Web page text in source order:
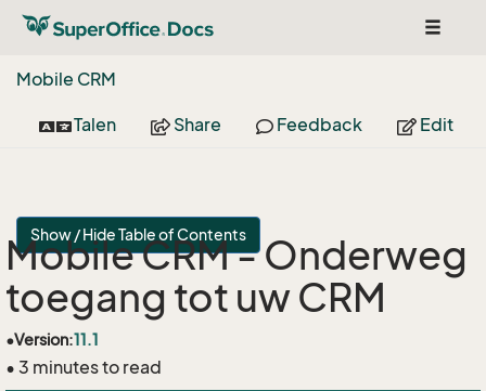
Toggle
Mobile CRM
Talen Share Feedback Edit
Show / Hide Table of Contents
Mobile CRM - Onderweg
toegang tot uw CRM
•Version:11.1
• 3 minutes to read